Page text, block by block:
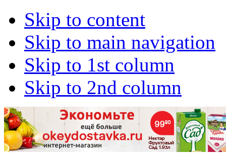
Skip to content
Skip to main navigation
Skip to 1st column
Skip to 2nd column